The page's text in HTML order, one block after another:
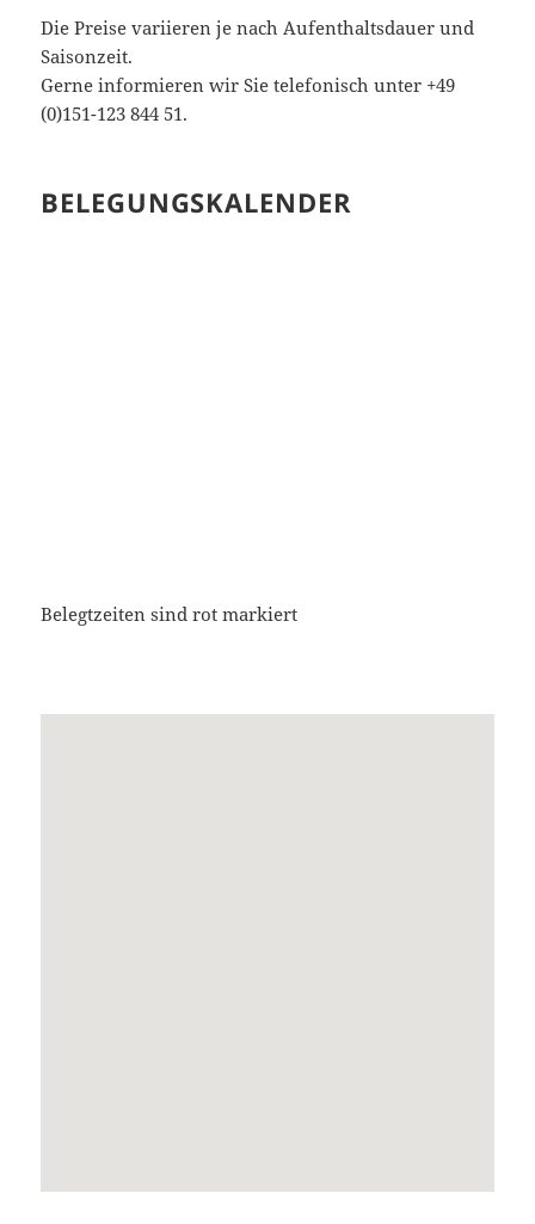
Die Preise variieren je nach Aufenthaltsdauer und
Saisonzeit.
Gerne informieren wir Sie telefonisch unter +49
(0)151-123 844 51.
BELEGUNGSKALENDER
Belegtzeiten sind rot markiert